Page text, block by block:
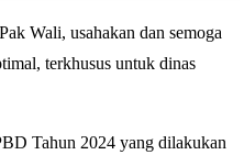
Wali, usahakan dan semoga
terkhusus untuk dinas
Tahun 2024 yang dilakukan